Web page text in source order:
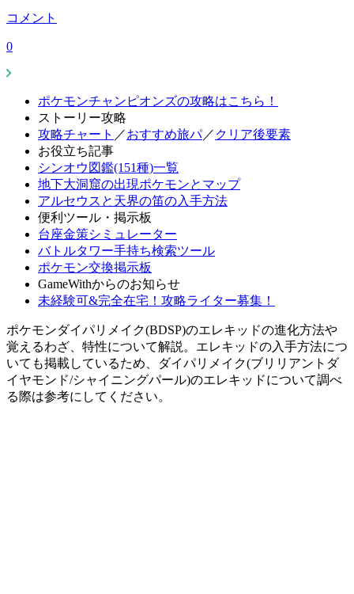
コメント
0
ポケモンチャンピオンズの攻略はこちら！
ストーリー攻略
攻略チャート ／おすすめ旅パ／ クリア後要素
お役立ち記事
シンオウ図鑑(151種)一覧
地下大洞窟の出現ポケモンとマップ
アルセウスと天界の笛の入手方法
便利ツール・掲示板
台座金策シミュレーター
バトルタワー手持ち検索ツール
ポケモン交換掲示板
GameWithからのお知らせ
未経験可&完全在宅！攻略ライター募集！
ポケモンダイパリメイク(BDSP)のエレキッドの進化方法や
覚えるわざ、特性について解説。エレキッドの入手方法につ
いても掲載しているため、ダイパリメイク(ブリリアントダ
イヤモンド/シャイニングパール)のエレキッドについて調べ
る際は参考にしてください。